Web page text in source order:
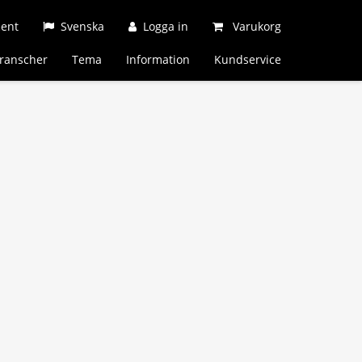
Svenska Logga in Varukorg
Tema Information Kundservice